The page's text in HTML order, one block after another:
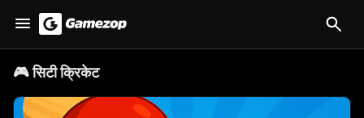
🎮सिटी क्रिकेट